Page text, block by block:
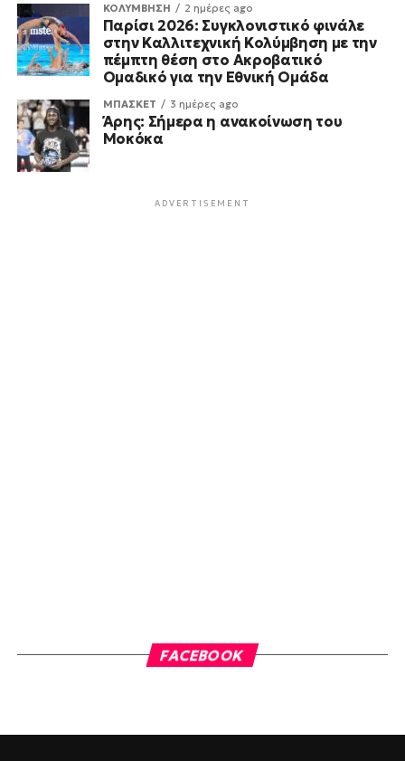
ΚΟΛΥΜΒΗΣΗ 2 ημέρες ago
Παρίσι 2026: Συγκλονιστικό φινάλε
στην Καλλιτεχνική Κολύμβηση με την
πέμπτη θέση στο Ακροβατικό
Ομαδικό για την Εθνική Ομάδα
ΜΠΑΣΚΕΤ 3 ημέρες ago
Άρης: Σήμερα η ανακοίνωση του
Μοκόκα
ADVERTISEMENT
FACEBOOK